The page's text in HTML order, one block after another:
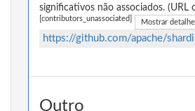
significativos não associados. (URL
[contributors_unassociated] Mostrar
https://github.com/apache/
Outro